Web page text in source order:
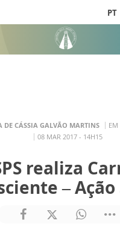
PT
DE CÁSSIA GALVÃO MARTINS EM
08 MAR 2017 - 14H15
realiza
– Ação